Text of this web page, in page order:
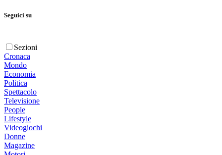
Seguici su
Sezioni
Cronaca
Mondo
Economia
Politica
Spettacolo
Televisione
People
Lifestyle
Videogiochi
Donne
Magazine